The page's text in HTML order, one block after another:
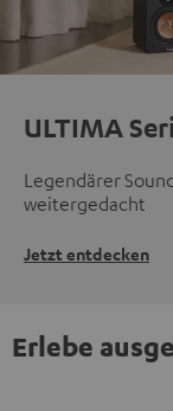
ULTIMA
Legendärer
weitergedacht
Jetzt entdecken
Erlebe